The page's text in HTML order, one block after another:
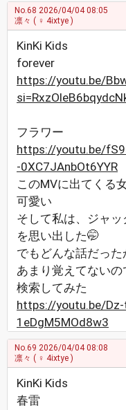
No.68 2026/04/04 08:05
凛々 ( ♀ 4ixtye )
KinKi Kids
forever
https://youtu.be/
フラワー
https://youtu.be/
-0XC7JAnbOt6YYR
このMVに出てくる
可愛い
そして私は、ジャッ
を思い出した🤭
でもどんな話だった
あまり覚えてないの
検索してみた
https://youtu.be/
1eDgM5MOd8w3
No.69 2026/04/04 08:08
凛々 ( ♀ 4ixtye )
KinKi Kids
春雷